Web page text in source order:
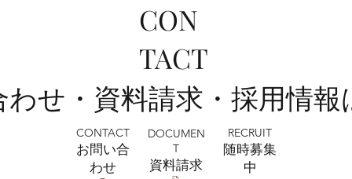
CON
TACT
せ・資料請求・採用情
CONTACT
お問い合
わせ
DOCUMEN
T
​資料請求
RECRUIT
​随時募集
中